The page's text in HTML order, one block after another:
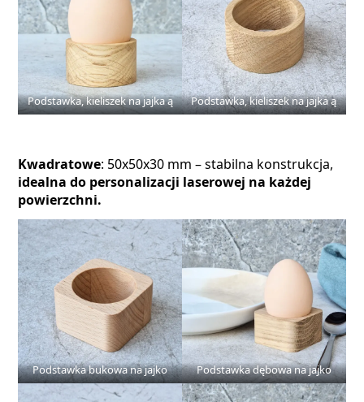
Podstawka, kieliszek na jajka ą Podstawka, kieliszek na jajka ą
Kwadratowe: 50x50x30 mm – stabilna konstrukcja,
idealna do personalizacji laserowej na każdej
powierzchni.
Podstawka bukowa na jajko Podstawka dębowa na jajko